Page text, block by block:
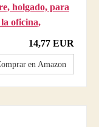
holgado, para
oficina,
14,77 EUR
en Amazon